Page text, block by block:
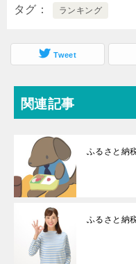
タグ ランキング
Tweet
関連記事
ふるさと納
ふるさと納